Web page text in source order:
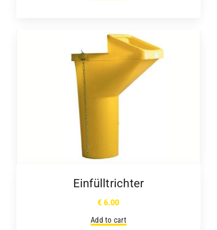
Einfülltrichter
€ 6.00
Add to cart